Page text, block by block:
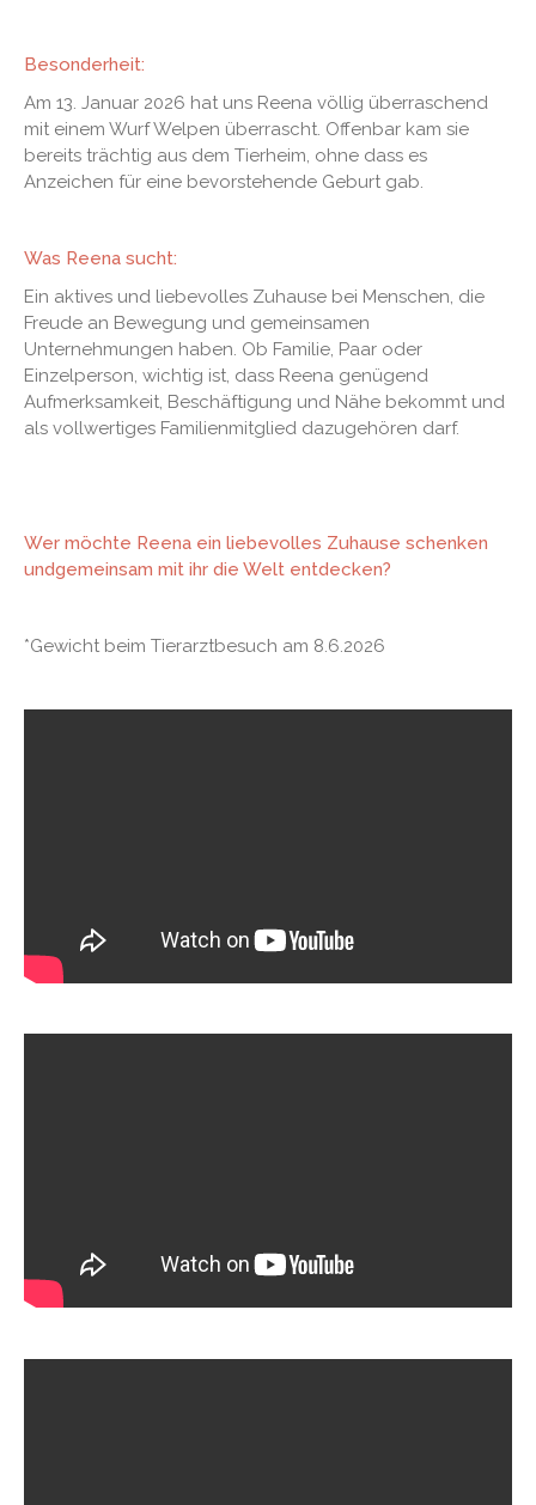
Besonderheit:
Am 13. Januar 2026 hat uns Reena völlig überraschend
mit einem Wurf Welpen überrascht. Offenbar kam sie
bereits trächtig aus dem Tierheim, ohne dass es
Anzeichen für eine bevorstehende Geburt gab.
Was Reena sucht:
Ein aktives und liebevolles Zuhause bei Menschen, die
Freude an Bewegung und gemeinsamen
Unternehmungen haben. Ob Familie, Paar oder
Einzelperson, wichtig ist, dass Reena genügend
Aufmerksamkeit, Beschäftigung und Nähe bekommt und
als vollwertiges Familienmitglied dazugehören darf.
Wer möchte Reena ein liebevolles Zuhause schenken
undgemeinsam mit ihr die Welt entdecken?
*Gewicht beim Tierarztbesuch am 8.6.2026